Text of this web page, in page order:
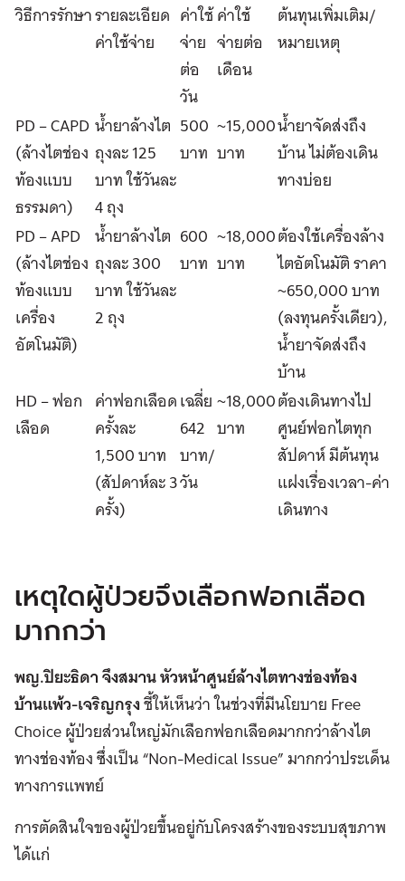
วิธีการรักษารายละเอียด
ค่าใช้จ่าย
ค่าใช้
จ่าย
ต่อ
วัน
ค่าใช้
จ่ายต่อ
เดือน
ต้นทุนเพิ่มเติม/
หมายเหตุ
PD – CAPD
(ล้างไตช่อง
ท้องแบบ
ธรรมดา)
น้ำยาล้างไต
ถุงละ 125
บาท ใช้วันละ
4 ถุง
500
บาท
~15,000
บาท
น้ำยาจัดส่งถึง
บ้าน ไม่ต้องเดิน
ทางบ่อย
PD – APD
(ล้างไตช่อง
ท้องแบบ
เครื่อง
อัตโนมัติ)
น้ำยาล้างไต
ถุงละ 300
บาท ใช้วันละ
2 ถุง
600
บาท
~18,000
บาท
ต้องใช้เครื่องล้าง
ไตอัตโนมัติ ราคา
~650,000 บาท
(ลงทุนครั้งเดียว),
น้ำยาจัดส่งถึง
บ้าน
HD – ฟอก
เลือด
ค่าฟอกเลือด
ครั้งละ
1,500 บาท
(สัปดาห์ละ 3
ครั้ง)
เฉลี่ย
642
บาท/
วัน
~18,000
บาท
ต้องเดินทางไป
ศูนย์ฟอกไตทุก
สัปดาห์ มีต้นทุน
แฝงเรื่องเวลา-ค่า
เดินทาง
เหตุใดผู้ป่วยจึงเลือกฟอกเลือด
มากกว่า
พญ.ปิยะธิดา จึงสมาน หัวหน้าศูนย์ล้างไตทางช่องท้อง
บ้านแพ้ว-เจริญกรุงชี้ให้เห็นว่า ในช่วงที่มีนโยบาย Free
Choice ผู้ป่วยส่วนใหญ่มักเลือกฟอกเลือดมากกว่าล้างไต
ทางช่องท้อง ซึ่งเป็น “Non-Medical Issue” มากกว่าประเด็น
ทางการแพทย์
การตัดสินใจของผู้ป่วยขึ้นอยู่กับโครงสร้างของระบบสุขภาพ
ได้แก่